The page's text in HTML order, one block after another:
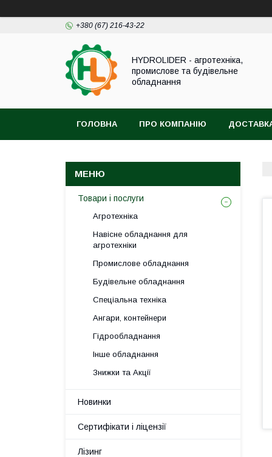
+380 (67) 216-43-22
HYDROLIDER - агротехніка,
промислове та будівельне
обладнання
ГОЛОВНА ПРО КОМПАНІЮ
Товари і послуги
Агротехніка
Навісне обладнання для
агротехніки
Промислове обладнання
Будівельне обладнання
Спеціальна техніка
Ангари, контейнери
Гідрообладнання
Інше обладнання
Знижки та Акції
Новинки
Сертифікати і ліцензії
Лізинг